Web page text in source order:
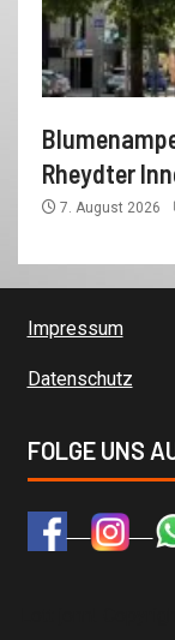
Rheydter
7. August 2026
Impressum
Datenschutz
FOLGE UNS
Lott jonn!